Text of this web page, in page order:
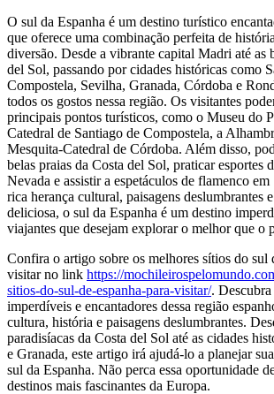
O sul da Espanha é um destino turístico
que oferece uma combinação perfeita de
diversão. Desde a vibrante capital Madri até as
del Sol, passando por cidades históricas como
Compostela, Sevilha, Granada, Córdoba e
todos os gostos nessa região. Os visitantes
principais pontos turísticos, como o Museu do
Catedral de Santiago de Compostela, a
Mesquita-Catedral de Córdoba. Além disso,
belas praias da Costa del Sol, praticar esportes
Nevada e assistir a espetáculos de flamenco
rica herança cultural, paisagens deslumbrantes
deliciosa, o sul da Espanha é um destino
viajantes que desejam explorar o melhor que o
Confira o artigo sobre os melhores sítios do sul
visitar no link https://
sitios-do-sul-de-espanha-para-visitar/.
imperdíveis e encantadores dessa região
cultura, história e paisagens deslumbrantes.
paradisíacas da Costa del Sol até as cidades
e Granada, este artigo irá ajudá-lo a planejar
sul da Espanha. Não perca essa oportunidade
destinos mais fascinantes da Europa.